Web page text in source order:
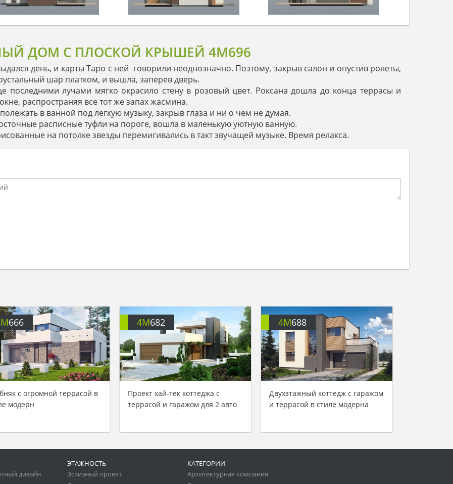
ДОМ С ПЛОСКОЙ КРЫШЕЙ 4M696
день, и карты Таро с ней говорили неоднозначно. Поэтому, закрыв салон и опустив ролеты,
шар платком, и вышла, заперев дверь.
последними лучами мягко окрасило стену в розовый цвет. Роксана дошла до конца террасы и
распространяя все тот же запах жасмина.
в ванной под легкую музыку, закрыв глаза и ни о чем не думая.
расписные туфли на пороге, вошла в маленькую уютную ванную.
на потолке звезды перемигивались в такт звучащей музыке. Время релакса.
666
с огромной террасой в
модерн
4M682
Проект хай-тек коттеджа с
террасой и гаражом для 2 авто
4M688
Двухэтажный коттедж с гаражом
и террасой в стиле модерна
дизайн
ЭТАЖНОСТЬ
Эскизный проект
КАТЕГОРИИ
Архитектурная компания